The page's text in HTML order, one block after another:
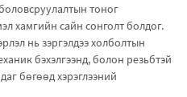
тоног
хамгийн сайн сонголт болдог.
нь зэргэлдээ холболтын
бэхэлгээнд, болон резьбтэй
бөгөөд хэрэглээний